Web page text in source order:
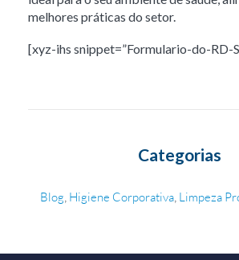
melhores práticas do setor.
[xyz-ihs snippet=”Formulario-do-RD-
Categorias
Blog Higiene Corporativa, Limpeza